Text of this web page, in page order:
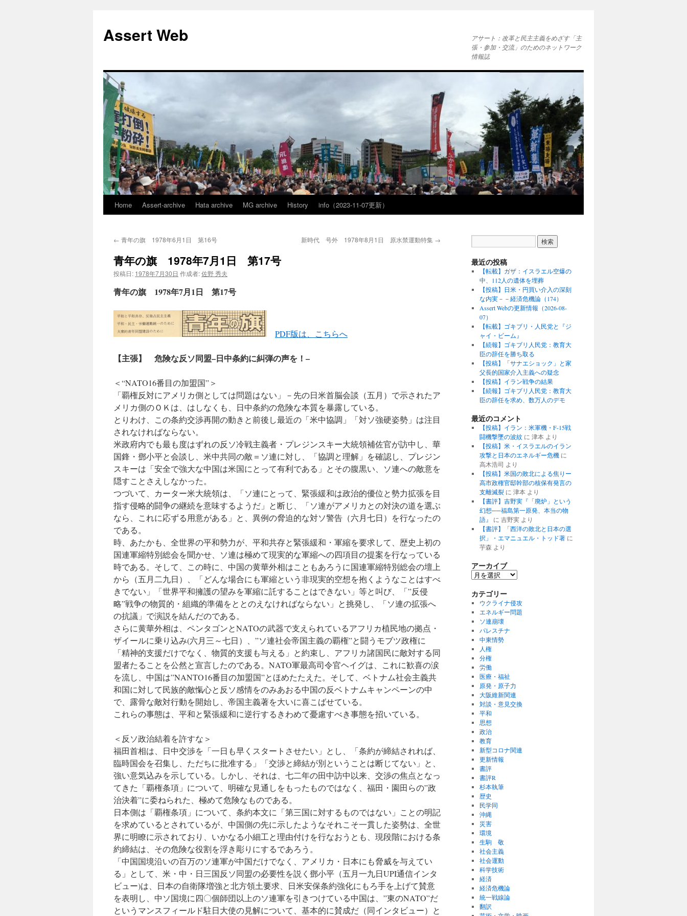
テ
ン
ス
キ
ッ
プ
Assert Web
アサート：改革と民主主義をめざす「主
張・参加・交流」のためのネットワーク
情報誌
Home Assert-archive Hata archive MG archive History info（2023-11-07更新）
← 青年の旗 1978年6月1日 第16号 新時代 号外 1978年8月1日 原水禁運動特集 →
青年の旗 1978年7月1日 第17号
投稿日: 1978年7月30日 作成者:佐野 秀夫
青年の旗 1978年7月1日 第17号
PDF版は、こちらへ
【主張】 危険な反ソ同盟–日中条約に糾弾の声を！–
＜“NATO16番目の加盟国”＞
「覇権反対にアメリカ側としては問題はない」－先の日米首脳会談（五月）で示されたア
メリカ側のＯＫは、はしなくも、日中条約の危険な本質を暴露している。
とりわけ、この条約交渉再開の動きと前後し最近の「米中協調」「対ソ強硬姿勢」は注目
されなければならない。
米政府内でも最も度はずれの反ソ冷戦主義者・プレジンスキー大統領補佐官が訪中し、華
国鋒・鄧小平と会談し、米中共同の敵＝ソ連に対し、「協調と理解」を確認し、プレジン
スキーは「安全で強大な中国は米国にとって有利である」とその腹黒い、ソ連への敵意を
隠すことさえしなかった。
つづいて、カーター米大統領は、「ソ連にとって、緊張緩和は政治的優位と勢力拡張を目
指す侵略的闘争の継続を意味するようだ」と断じ、「ソ連がアメリカとの対決の道を選ぶ
なら、これに応ずる用意がある」と、異例の脅迫的な対ソ警告（六月七日）を行なったの
である。
時、あたかも、全世界の平和勢力が、平和共存と緊張緩和・軍縮を要求して、歴史上初の
国連軍縮特別総会を聞かせ、ソ連は極めて現実的な軍縮への四項目の提案を行なっている
時である。そして、この時に、中国の黄華外相はこともあろうに国連軍縮特別総会の壇上
から（五月二九日）、「どんな場合にも軍縮という非現実的空想を抱くようなことはすべ
きでない」「世界平和擁護の望みを軍縮に託することはできない」等と叫び、「”反侵
略”戦争の物質的・組織的準備をととのえなければならない」と挑発し、「ソ連の拡張へ
の抗議」で演説を結んだのである。
さらに黄華外相は、ペンタゴンとNATOの武器で支えられているアフリカ植民地の拠点・
ザイールに乗り込み(六月三～七日）、”ソ連社会帝国主義の覇権”と闘うモブツ政権に
「精神的支援だけでなく、物質的支援も与える」と約束し、アフリカ諸国民に敵対する同
盟者たることを公然と宣言したのである。NATO軍最高司令官ヘイグは、これに歓喜の涙
を流し、中国は”NANTO16番目の加盟国”とほめたたえた。そして、ベトナム社会主義共
和国に対して民族的敵愾心と反ソ感情をのみあおる中国の反ベトナムキャンペーンの中
で、露骨な敵対行動を開始し、帝国主義著を大いに喜こばせている。
これらの事態は、平和と緊張緩和に逆行するきわめて憂慮すべき事態を招いている。
＜反ソ政治結着を許すな＞
福田首相は、日中交渉を「一日も早くスタートさせたい」とし、「条約が締結されれば、
臨時国会を召集し、ただちに批准する」「交渉と締結が別ということは断じてない」と、
強い意気込みを示している。しかし、それは、七二年の田中訪中以来、交渉の焦点となっ
てきた「覇権条項」について、明確な見通しをもったものではなく、福田・園田らの”政
治決着”に委ねられた、極めて危険なものである。
日本側は「覇権条項」について、条約本文に「第三国に対するものではない」ことの明記
を求めているとされているが、中国側の先に示したようなそれこそ一貫した姿勢は、全世
界に明瞭に示されており、いかなる小細工と理由付けを行なおうとも、現段階における条
約締結は、その危険な役割を浮き彫りにするであろう。
「中国国境沿いの百万のソ連軍が中国だけでなく、アメリカ・日本にも脅威を与えてい
る」として、米・中・日三国反ソ同盟の必要性を説く鄧小平（五月一九日UPI通信インタ
ビュー)は、日本の自衛隊増強と北方領土要求、日米安保条約強化にもろ手を上げて賛意
を表明し、中ソ国境に四〇個師団以上のソ連軍を引きつけている中国は、”東のNATO”だ
というマンスフィールド駐日大使の見解について、基本的に賛成だ（同インタビュー）と
最近の投稿
【転載】ガザ：イスラエル空爆の
中、112人の遺体を埋葬
【投稿】日米・円買い介入の深刻
な内実－－経済危機論（174）
Assert Webの更新情報（2026-08-
07）
【転載】ゴキブリ・人民党と『ジ
ャイ・ビーム』
【続報】ゴキブリ人民党：教育大
臣の辞任を勝ち取る
【投稿】「サナエショック」と家
父長的国家介入主義への疑念
【投稿】イラン戦争の結果
【続報】ゴキブリ人民党：教育大
臣の辞任を求め、数万人のデモ
最近のコメント
【投稿】イラン：米軍機・F-15戦
闘機撃墜の波紋に 津本より
【投稿】米・イスラエルのイラン
攻撃と日本のエネルギー危機に
高木浩司 より
【投稿】米国の敗北による焦りー
高市政権官邸幹部の核保有発言の
支離滅裂に 津本より
【書評】吉野実『「廃炉」という
幻想──福島第一原発、本当の物
語』
に 吉野実より
【書評】「西洋の敗北と日本の選
択」・エマニュエル・トッド著に
芋森 より
アーカイブ
ア
カ
イ
ブ
カテゴリー
ウクライナ侵攻
エネルギー問題
ソ連崩壊
パレスチナ
中東情勢
人権
分権
労働
医療・福祉
原発・原子力
大阪維新関連
対談・意見交換
平和
思想
政治
教育
新型コロナ関連
更新情報
書評
書評R
杉本執筆
歴史
民学同
沖縄
災害
環境
生駒 敬
社会主義
社会運動
科学技術
経済
経済危機論
統一戦線論
翻訳